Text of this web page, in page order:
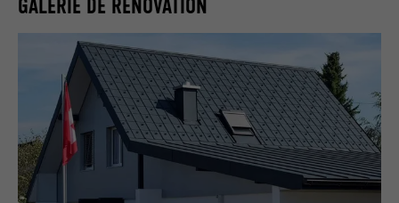
GALERIE DE RÉNOVATIONUtilisé par LinkedIn lorsqu'un site
nous » intégrée.
NOM bcookie
FOURNISSEUR LinkedIn
2 ans